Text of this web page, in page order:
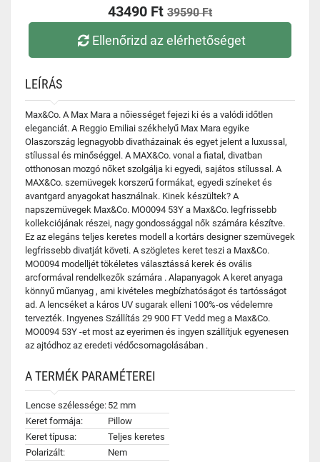
43490 Ft 39590 Ft
Ellenőrizd az elérhetőséget
LEÍRÁS
Max&Co. A Max Mara a nőiességet fejezi ki és a valódi időtlen
eleganciát. A Reggio Emiliai székhelyű Max Mara egyike
Olaszország legnagyobb divatházainak és egyet jelent a luxussal,
stílussal és minőséggel. A MAX&Co. vonal a fiatal, divatban
otthonosan mozgó nőket szolgálja ki egyedi, sajátos stílussal. A
MAX&Co. szemüvegek korszerű formákat, egyedi színeket és
avantgard anyagokat használnak. Kinek készültek? A
napszemüvegek Max&Co. MO0094 53Y a Max&Co. legfrissebb
kollekciójának részei, nagy gondossággal nők számára készítve.
Ez az elegáns teljes keretes modell a kortárs designer szemüvegek
legfrissebb divatját követi. A szögletes keret teszi a Max&Co.
MO0094 modelljét tökéletes választássá kerek és ovális
arcformával rendelkezők számára . Alapanyagok A keret anyaga
könnyű műanyag , ami kivételes megbízhatóságot és tartósságot
ad. A lencséket a káros UV sugarak elleni 100%-os védelemre
tervezték. Ingyenes Szállítás 29 900 FT Vedd meg a Max&Co.
MO0094 53Y -et most az eyerimen és ingyen szállítjuk egyenesen
az ajtódhoz az eredeti védőcsomagolásában .
A TERMÉK PARAMÉTEREI
Lencse szélessége: 52 mm
Keret formája:
Pillow
Keret típusa:
Teljes keretes
Polarizált:
Nem